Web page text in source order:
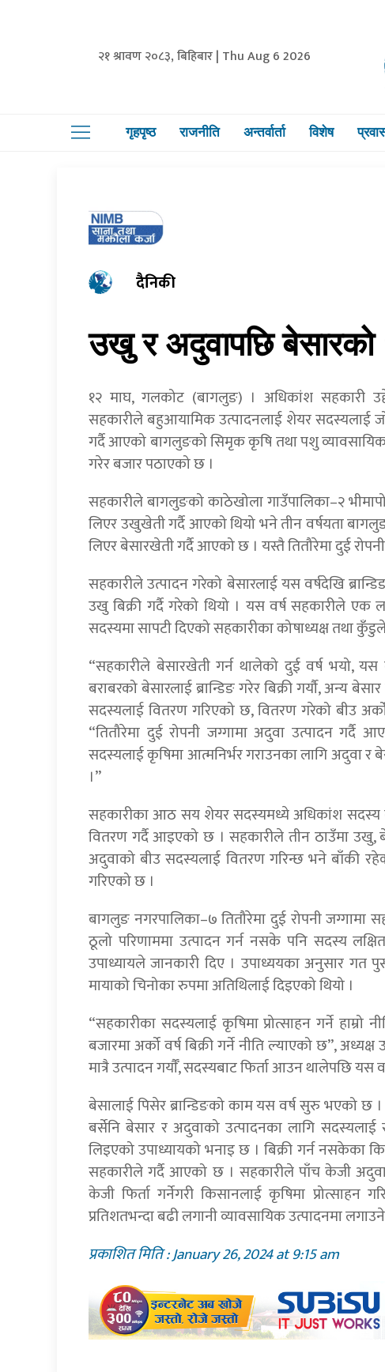
२१ श्रावण २०८३, बिहिबार | Thu Aug 6 2026
गृहपृष्ठ राजनीति अन्तर्वार्ता विशेष
दैनिकी
उखु र अदुवापछि बेसारको
१२ माघ, गलकोट (बागलुङ) । अधिकांश सहकारी
सहकारीले बहुआयामिक उत्पादनलाई शेयर सदस्यलाई
गर्दै आएको बागलुङको सिमृक कृषि तथा पशु व्यावसायिक
गरेर बजार पठाएको छ ।
सहकारीले बागलुङको काठेखोला गाउँपालिका–२
लिएर उखुखेती गर्दै आएको थियो भने तीन वर्षयता
लिएर बेसारखेती गर्दै आएको छ । यस्तै तितौरेमा दुई
सहकारीले उत्पादन गरेको बेसारलाई यस वर्षदेखि
उखु बिक्री गर्दै गरेको थियो । यस वर्ष सहकारीले एक
सदस्यमा सापटी दिएको सहकारीका कोषाध्यक्ष तथा
“सहकारीले बेसारखेती गर्न थालेको दुई वर्ष भयो, यस
बराबरको बेसारलाई ब्रान्डिङ गरेर बिक्री गर्यौ, अन्य
सदस्यलाई वितरण गरिएको छ, वितरण गरेको बीउ
“तितौरेमा दुई रोपनी जग्गामा अदुवा उत्पादन
सदस्यलाई कृषिमा आत्मनिर्भर गराउनका लागि अदुवा र
।”
सहकारीका आठ सय शेयर सदस्यमध्ये अधिकांश सदस्य
वितरण गर्दै आइएको छ । सहकारीले तीन ठाउँमा उखु,
अदुवाको बीउ सदस्यलाई वितरण गरिन्छ भने बाँकी
गरिएको छ ।
बागलुङ नगरपालिका–७ तितौरेमा दुई रोपनी
ठूलो परिणाममा उत्पादन गर्न नसके पनि सदस्य
उपाध्यायले जानकारी दिए । उपाध्ययका अनुसार गत
मायाको चिनोका रुपमा अतिथिलाई दिइएको थियो ।
“सहकारीका सदस्यलाई कृषिमा प्रोत्साहन गर्ने हाम्रो
बजारमा अर्को वर्ष बिक्री गर्ने नीति ल्याएको छ”,
मात्रै उत्पादन गर्याैँ, सदस्यबाट फिर्ता आउन थालेपछि यस
बेसालाई पिसेर ब्रान्डिङको काम यस वर्ष सुरु भएको छ
बर्सेनि बेसार र अदुवाको उत्पादनका लागि सदस्यलाई
लिइएको उपाध्यायको भनाइ छ । बिक्री गर्न नसकेका
सहकारीले गर्दै आएको छ । सहकारीले पाँच केजी
केजी फिर्ता गर्नेगरी किसानलाई कृषिमा
प्रतिशतभन्दा बढी लगानी व्यावसायिक उत्पादनमा
प्रकाशित मिति : January 26, 2024 at 9:15 am